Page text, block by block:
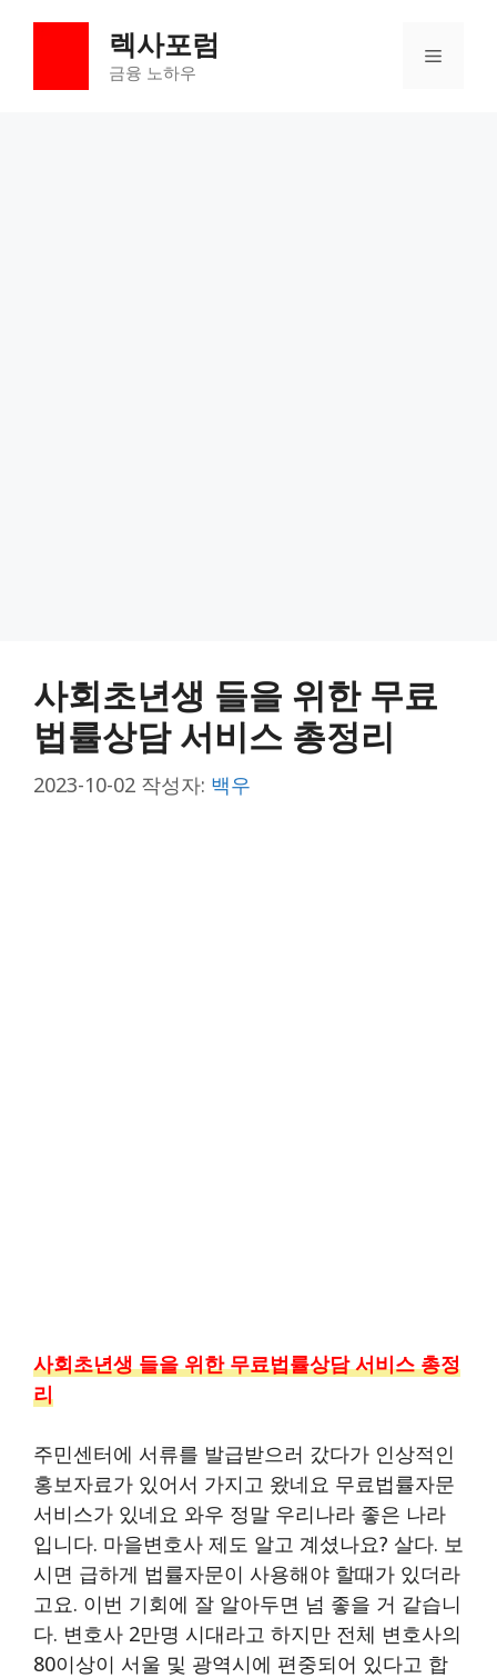
렉사포럼
금융 노하우
메
사회초년생 들을 위한 무료
법률상담 서비스 총정리
2023-10-02 작성자: 백우
사회초년생 들을 위한 무료법률상담 서비스 총정
리
주민센터에 서류를 발급받으러 갔다가 인상적인
홍보자료가 있어서 가지고 왔네요 무료법률자문
서비스가 있네요 와우 정말 우리나라 좋은 나라
입니다. 마을변호사 제도 알고 계셨나요? 살다. 보
시면 급하게 법률자문이 사용해야 할때가 있더라
고요. 이번 기회에 잘 알아두면 넘 좋을 거 같습니
다. 변호사 2만명 시대라고 하지만 전체 변호사의
80이상이 서울 및 광역시에 편중되어 있다고 합